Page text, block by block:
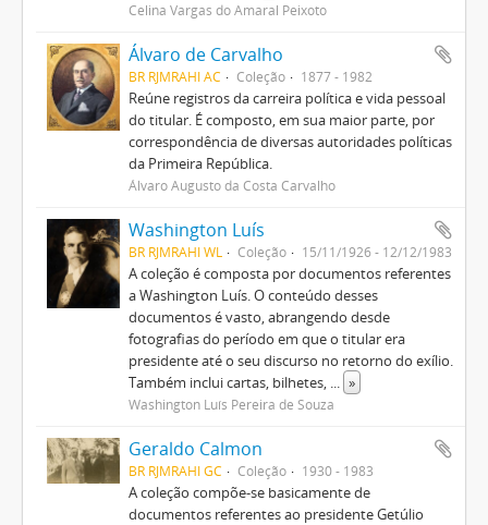
Celina Vargas do Amaral Peixoto
Álvaro de Carvalho
BR RJMRAHI AC Coleção 1877 - 1982
Reúne registros da carreira política e vida pessoal
do titular. É composto, em sua maior parte, por
correspondência de diversas autoridades políticas
da Primeira República.
Álvaro Augusto da Costa Carvalho
Washington Luís
BR RJMRAHI WL Coleção 15/11/1926 - 12/12/1983
A coleção é composta por documentos referentes
a Washington Luís. O conteúdo desses
documentos é vasto, abrangendo desde
fotografias do período em que o titular era
presidente até o seu discurso no retorno do exílio.
Também inclui cartas, bilhetes, ... »
Washington Luís Pereira de Souza
Geraldo Calmon
BR RJMRAHI GC Coleção 1930 - 1983
A coleção compõe-se basicamente de
documentos referentes ao presidente Getúlio